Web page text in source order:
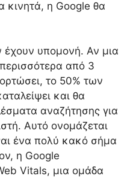
κινητά, η Google θα
έχουν υπομονή. Αν μια
περισσότερα από 3
το 50% των
και θα
αναζήτησης για
Αυτό ονομάζεται
ένα πολύ κακό σήμα
η Google
Vitals, μια ομάδα